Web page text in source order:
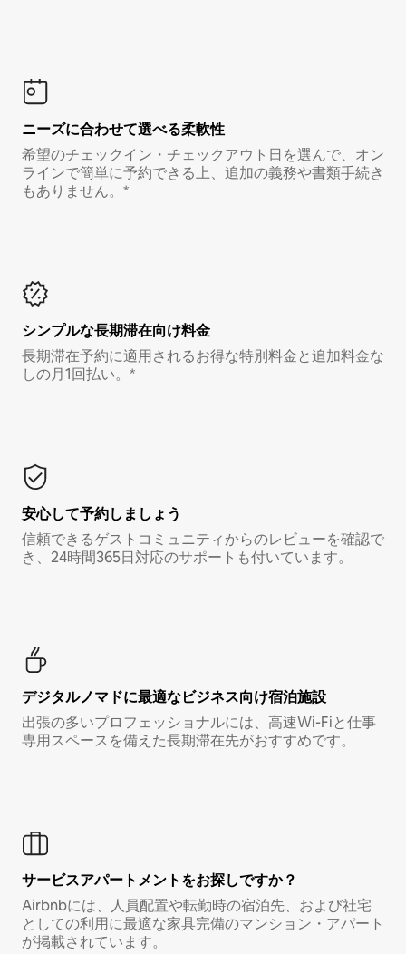
ニーズに合わせて選べる柔軟性
希望のチェックイン・チェックアウト日を選んで、オン
ラインで簡単に予約できる上、追加の義務や書類手続き
もありません。*
シンプルな長期滞在向け料金
長期滞在予約に適用されるお得な特別料金と追加料金な
しの月1回払い。*
安心して予約しましょう
信頼できるゲストコミュニティからのレビューを確認で
き、24時間365日対応のサポートも付いています。
デジタルノマド⁠に最⁠適⁠なビ⁠ジ⁠ネ⁠ス⁠向⁠け宿⁠泊⁠施⁠設
出張の多いプロフェッショナルには、高速Wi-Fiと仕事
専用スペースを備えた長期滞在先がおすすめです。
サービスアパートメントをお探しですか？
Airbnbには、人員配置や転勤時の宿泊先、および社宅
としての利用に最適な家具完備のマンション・アパート
が掲載されています。